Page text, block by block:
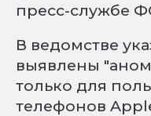
пресс-службе
В ведомстве
выявлены
только для
телефонов